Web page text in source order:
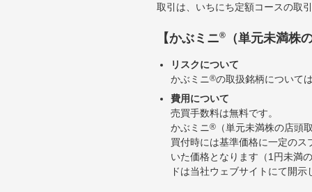
取引は、いちにち定額コースの取
【かぶミニ® （単元未満株
リスクについて
かぶミニ®の取扱銘柄について
費用について
売買手数料は無料です。
かぶミニ®
（単元未満株の店頭
買付時には基準価格に一定の
いた価格となります（1円未満
ドは当社ウェブサイトにて開